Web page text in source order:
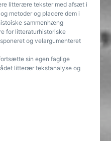
litterære tekster med afsæt i
metoder og placere dem i
sammenhæng
for litteraturhistoriske
og velargumenteret
sin egen faglige
litterær tekstanalyse og